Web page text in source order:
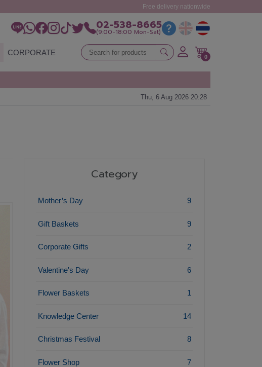
Free delivery nationwide
02-538-8665
(9:00-18:00 Mon-Sat)
CORPORATE 0
Thu, 6 Aug 2026 20:28
Category
Mother’s Day 9
Gift Baskets 9
Corporate Gifts 2
Valentine's Day 6
Flower Baskets 1
Knowledge Center 14
Christmas Festival 8
Flower Shop 7